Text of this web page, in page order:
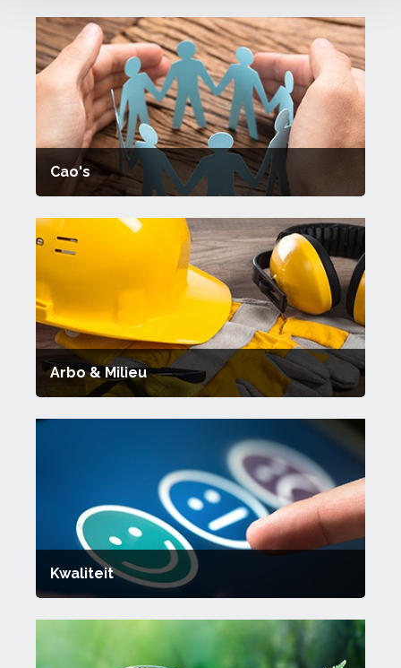
Cao's
Arbo & Milieu
Kwaliteit